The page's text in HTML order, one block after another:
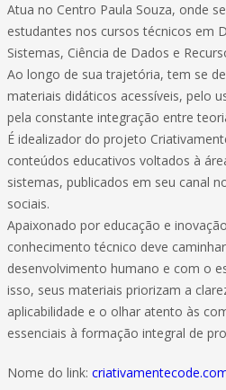
Atua no Centro Paula Souza, onde
estudantes nos cursos técnicos em
Sistemas, Ciência de Dados e
Ao longo de sua trajetória, tem se
materiais didáticos acessíveis, pelo
pela constante integração entre
É idealizador do projeto
conteúdos educativos voltados à
sistemas, publicados em seu canal
sociais.
Apaixonado por educação e
conhecimento técnico deve
desenvolvimento humano e com o
isso, seus materiais priorizam a
aplicabilidade e o olhar atento às
essenciais à formação integral de
Nome do link: